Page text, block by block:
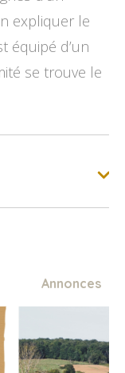
expliquer le
équipé d’un
se trouve le
Annonces